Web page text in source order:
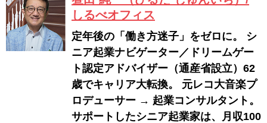
しるべオフィス
定年後の「働き方迷子」をゼロに。 シ
ニア起業ナビゲーター／ドリームゲー
ト認定アドバイザー（通産省設立）62
歳でキャリア大転換。 元レコ大音楽プ
ロデューサー → 起業コンサルタント。
サポートしたシニア起業家は、月収100